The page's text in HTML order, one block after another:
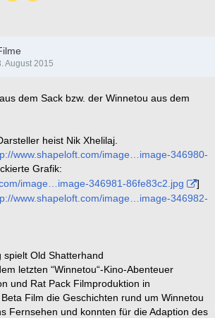
August 2015
dem Sack bzw. der Winnetou aus dem
heist Nik Xhelilaj.
www.shapeloft.com/image…image-346980-
Grafik:
image…image-346981-86fe83c2.jpg
]
www.shapeloft.com/image…image-346982-
spielt Old Shatterhand
letzten “Winnetou“-Kino-Abenteuer
und Rat Pack Filmproduktion in
Film die Geschichten rund um Winnetou
Fernsehen und konnten für die Adaption des